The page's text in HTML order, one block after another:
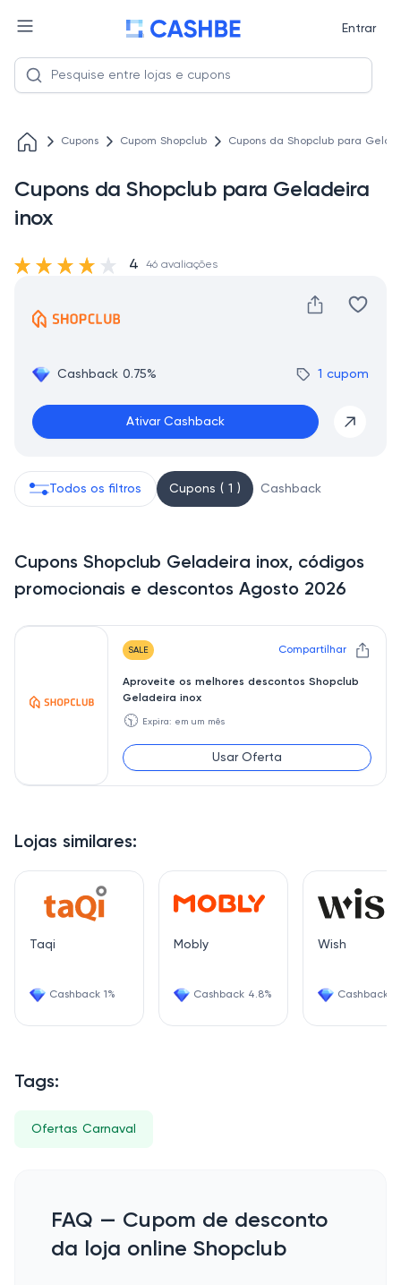
Entrar
Cupons Cupom Shopclub Cupons da Shopclub para
Cupons da Shopclub para Geladeira
inox
Cashback 0.75% 1 cupom
Ativar Cashback
4 46 avaliações
Lojas similares:
Taqi
Cashback 1%
Mobly
Cashback 4.8%
Wish
Cashback
Tags:
Ofertas Carnaval
Todos os filtros Cupons ( 1 ) Cashback
Cupons Shopclub Geladeira inox, códigos
promocionais e descontos Agosto 2026
SALE Compartilhar
Aproveite os melhores descontos Shopclub
Geladeira inox
🕥 Expira: em um mês
Usar Oferta
FAQ — Cupom de desconto
da loja online Shopclub